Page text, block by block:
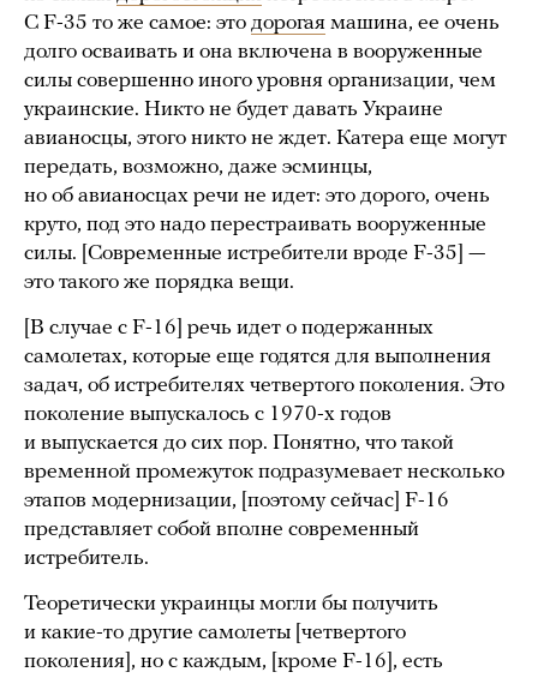
С F-35 то же самое: это дорогая машина, ее очень
долго осваивать и она включена в вооруженные
силы совершенно иного уровня организации, чем
украинские. Никто не будет давать Украине
авианосцы, этого никто не ждет. Катера еще могут
передать, возможно, даже эсминцы,
но об авианосцах речи не идет: это дорого, очень
круто, под это надо перестраивать вооруженные
силы. [Современные истребители вроде F-35] —
это такого же порядка вещи.
[В случае с F-16] речь идет о подержанных
самолетах, которые еще годятся для выполнения
задач, об истребителях четвертого поколения. Это
поколение выпускалось с 1970-х годов
и выпускается до сих пор. Понятно, что такой
временной промежуток подразумевает несколько
этапов модернизации, [поэтому сейчас] F-16
представляет собой вполне современный
истребитель.
Теоретически украинцы могли бы получить
и какие-то другие самолеты [четвертого
поколения], но с каждым, [кроме F-16], есть